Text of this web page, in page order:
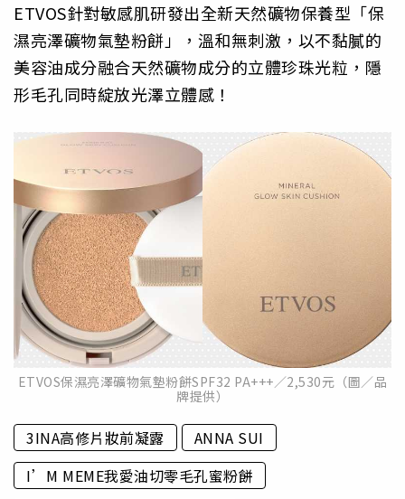
ETVOS針對敏感肌研發出全新天然礦物保養型「保
濕亮澤礦物氣墊粉餅」，溫和無刺激，以不黏膩的
美容油成分融合天然礦物成分的立體珍珠光粒，隱
形毛孔同時綻放光澤立體感！
ETVOS保濕亮澤礦物氣墊粉餅SPF32 PA+++／2,530元（圖／品
牌提供）
3INA高修片妝前凝露
ANNA SUI
I’M MEME我愛油切零毛孔蜜粉餅